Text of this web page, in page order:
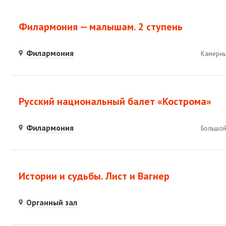
Филармония — малышам. 2 ступень
Филармония
Русский национальный балет «Кострома»
Филармония
Истории и судьбы. Лист и Вагнер
Органный зал